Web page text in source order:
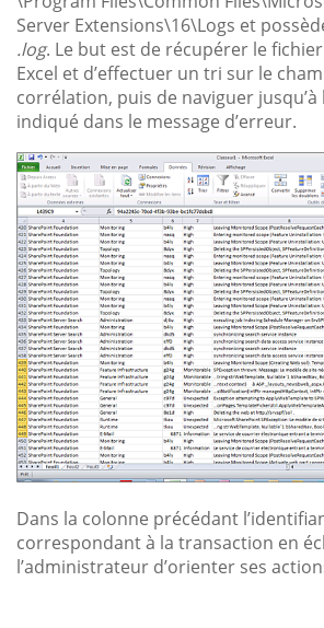
Server Extensions\16\Logs et
.log. Le but est de récupérer le
Excel et d’effectuer un tri sur le
corrélation, puis de naviguer jusqu’à
indiqué dans le message d’erreur.
Dans la colonne précédant
correspondant à la transaction en
l’administrateur d’orienter ses